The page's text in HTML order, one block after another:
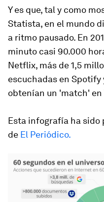
Y es que, tal y como
Statista, en el mundo
a ritmo pausado. En
minuto casi 90.000
Netflix, más de 1,5
escuchadas en Spotify
obtenían un 'match' en
Esta infografía ha
de El Periódico.